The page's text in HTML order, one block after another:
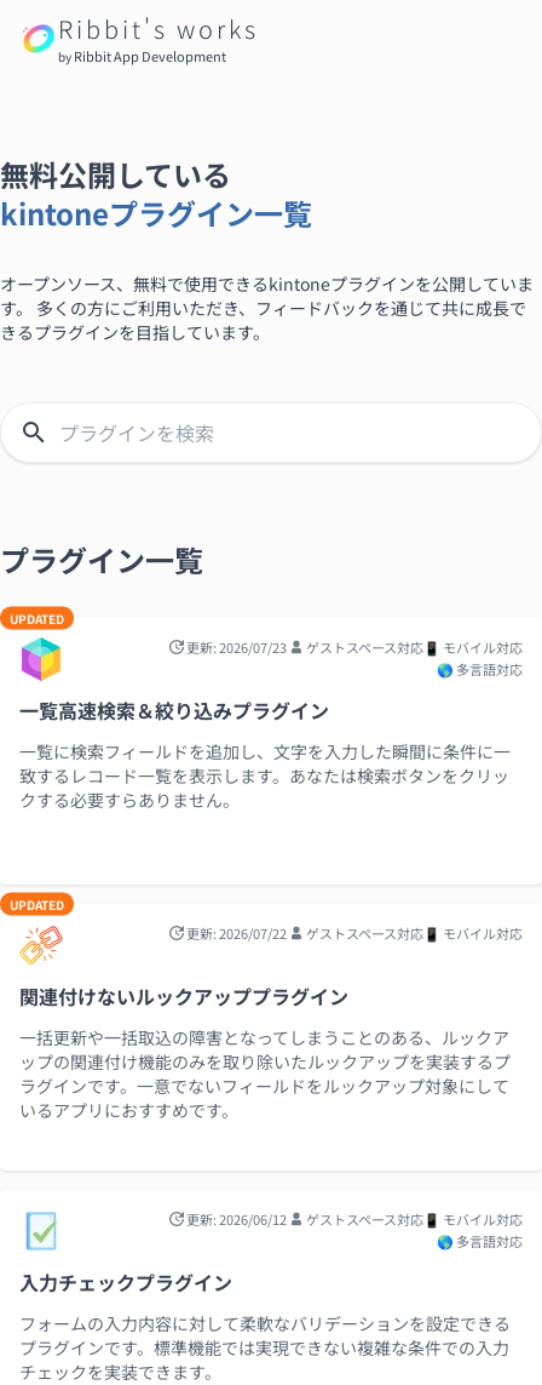
Ribbit's works
by Ribbit App Development
無料公開している
kintoneプラグイン一覧
オープンソース、無料で使用できるkintoneプラグインを公開していま
す。 多くの方にご利用いただき、フィードバックを通じて共に成長で
きるプラグインを目指しています。
プラグイン一覧
更新: 2026/07/23 ゲストスペース対応📱 モバイル対応
🌎 多言語対応
一覧高速検索＆絞り込みプラグイン
一覧に検索フィールドを追加し、文字を入力した瞬間に条件に一
致するレコード一覧を表示します。あなたは検索ボタンをクリッ
クする必要すらありません。
UPDATED
更新: 2026/07/22 ゲストスペース対応📱 モバイル対応
関連付けないルックアッププラグイン
一括更新や一括取込の障害となってしまうことのある、ルックア
ップの関連付け機能のみを取り除いたルックアップを実装するプ
ラグインです。一意でないフィールドをルックアップ対象にして
いるアプリにおすすめです。
UPDATED
更新: 2026/06/12 ゲストスペース対応📱 モバイル対応
🌎 多言語対応
入力チェックプラグイン
フォームの入力内容に対して柔軟なバリデーションを設定できる
プラグインです。標準機能では実現できない複雑な条件での入力
チェックを実装できます。